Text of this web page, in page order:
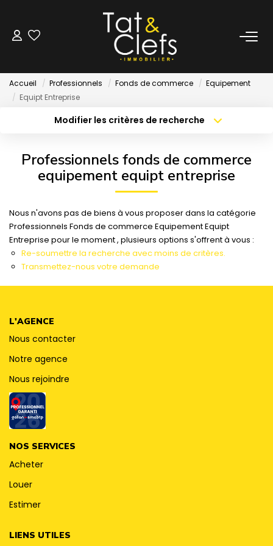
LOCATION
Nos Biens Loués
ESTIMATION
LOCAUX & BUREAUX
PARTENAIRE TRANSACTION
Accueil Professionnels Fonds de commerce
Equipement
Equipt Entreprise
Modifier les critères de recherche
Surface min Budget max
Professionnels fonds de commerce
equipement equipt entreprise
Nous n'avons pas de biens à vous proposer dans la catégorie
Professionnels Fonds de commerce Equipement Equipt
Entreprise pour le moment , plusieurs options s'offrent à vous :
Re-soumettre la recherche avec moins de critères.
Transmettez-nous votre demande
L'AGENCE
Nous contacter
Notre agence
Nous rejoindre
NOS SERVICES
Acheter
Louer
Estimer
LIENS UTILES